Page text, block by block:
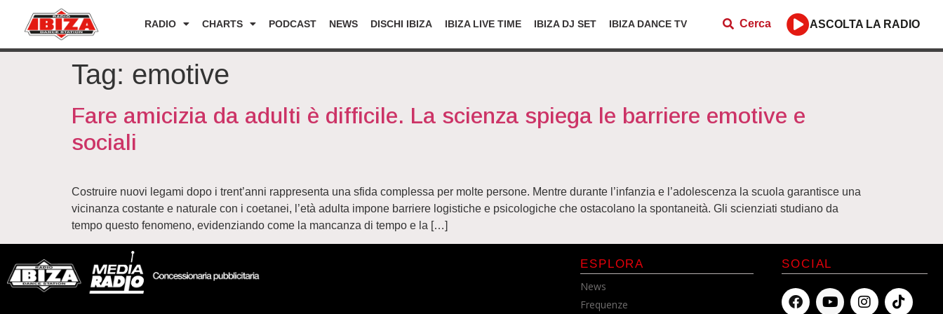
RADIO CHARTS PODCAST NEWS DISCHI IBIZA IBIZA LIVE TIME IBIZA DJ SET IBIZA DANCE TV Cerca ASCOLTA LA RADIO
Tag: emotive
Fare amicizia da adulti è difficile. La scienza spiega le barriere emotive e
sociali
Costruire nuovi legami dopo i trent’anni rappresenta una sfida complessa per molte persone. Mentre durante l’infanzia e l’adolescenza la scuola garantisce una
vicinanza costante e naturale con i coetanei, l’età adulta impone barriere logistiche e psicologiche che ostacolano la spontaneità. Gli scienziati studiano da
tempo questo fenomeno, evidenziando come la mancanza di tempo e la […]
ESPLORA
News
Frequenze
SOCIAL